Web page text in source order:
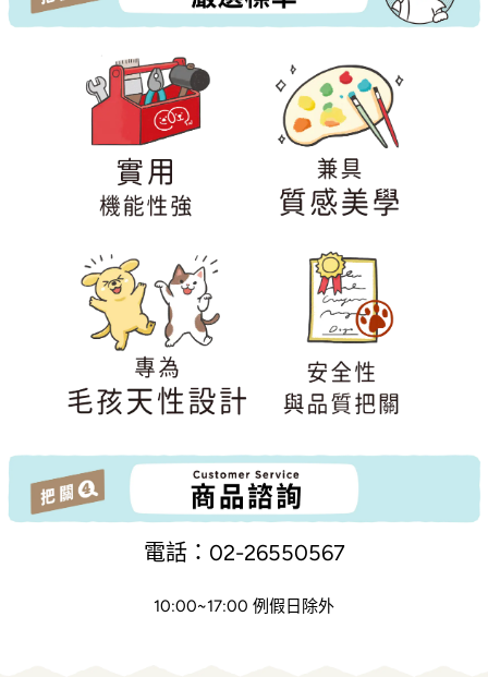
電話：02-26550567
10:00~17:00 例假日除外